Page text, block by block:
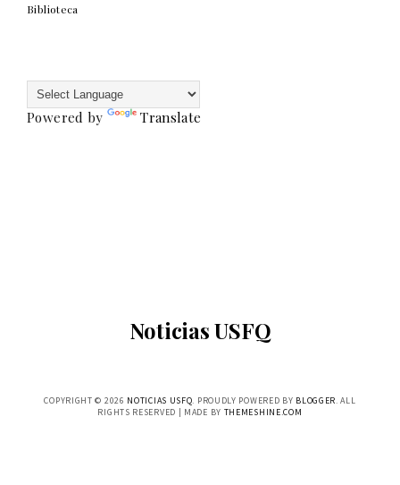
Biblioteca
Powered by Translate
Noticias USFQ
COPYRIGHT © 2026 NOTICIAS USFQ . PROUDLY POWERED BY BLOGGER . ALL
RIGHTS RESERVED | MADE BY THEMESHINE.COM